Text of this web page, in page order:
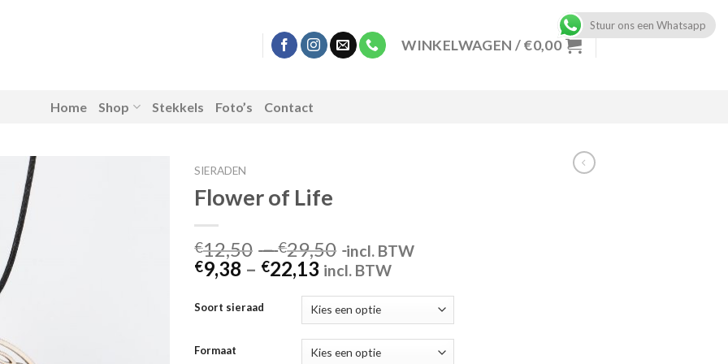
WINKELWAGEN /€0,00
Home Shop Stekkels Foto’s Contact
SIERADEN
Flower of Life
€12,50 – €29,50 Price
range:
through
€29,50
incl. BTW
€9,38 – €22,13 Price
€9,38
through
€22,13
incl. BTW
Soort sieraad
Formaat
Stuur ons een Whatsapp